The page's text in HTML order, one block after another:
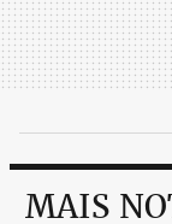
MAIS